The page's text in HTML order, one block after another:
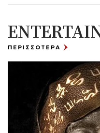
ΠΕΡΙΣΣΟΤΕΡΑ